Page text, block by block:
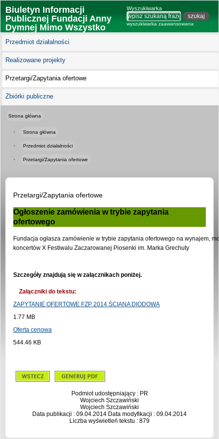
Biuletyn Informacji
Publicznej Fundacji Anny
Dymnej Mimo Wszystko
wersja mobilna
Wyszukiwarka
wyszukiwarka zaawansowana
Przedmiot działalności
Realizowane projekty
Przetargi/Zapytania ofertowe
Zbiórki publiczne
Strona główna
Strona główna
Przedmiot działalności
Przetargi/Zapytania ofertowe
Przetargi/Zapytania ofertowe
Ogłoszenie zamówienia w trybie zapytania
ofertowego
Fundacja ogłasza zamówienie w trybie zapytania ofertowego na wynajem,
koncertów X Festiwalu Zaczarowanej Piosenki im. Marka Grechuty
Szczegóły znajdują się w załącznikach poniżej.
Załączniki do tekstu:
ZAPYTANIE OFERTOWE FZP 2014 ŚCIANA DIODOWA
1.77 MB
Oferta cenowa
544.46 KB
Podmiot udostępniający : PR
Wojciech Szczawiński
Wojciech Szczawiński
Data publikacji : 09.04.2014 Data modyfikacji : 09.04.2014
Liczba wyświetleń tekstu : 879